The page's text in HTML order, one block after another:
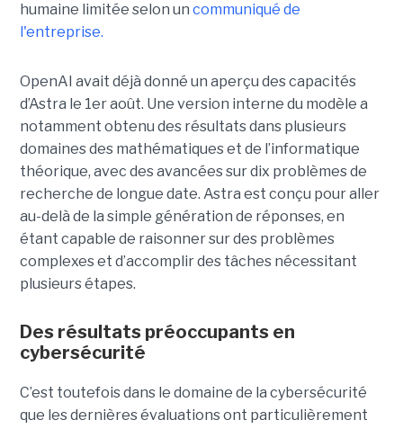
humaine limitée selon un communiqué de
l'entreprise.
OpenAI avait déjà donné un aperçu des capacités
d’Astra le 1er août. Une version interne du modèle a
notamment obtenu des résultats dans plusieurs
domaines des mathématiques et de l’informatique
théorique, avec des avancées sur dix problèmes de
recherche de longue date. Astra est conçu pour aller
au-delà de la simple génération de réponses, en
étant capable de raisonner sur des problèmes
complexes et d’accomplir des tâches nécessitant
plusieurs étapes.
Des résultats préoccupants en
cybersécurité
C’est toutefois dans le domaine de la cybersécurité
que les dernières évaluations ont particulièrement